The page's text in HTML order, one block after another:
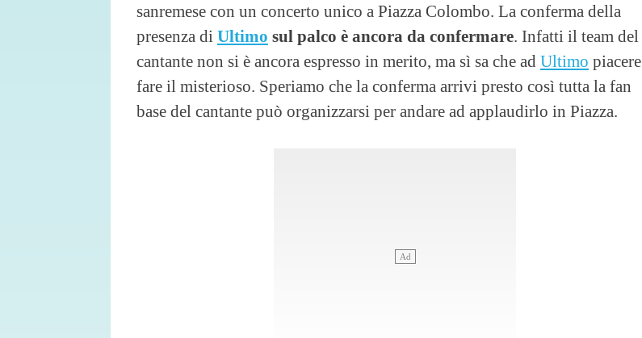
sanremese con un concerto unico a Piazza Colombo. La conferma della
presenza di Ultimo sul palco è ancora da confermare. Infatti il team del
cantante non si è ancora espresso in merito, ma sì sa che ad Ultimo piacere
fare il misterioso. Speriamo che la conferma arrivi presto così tutta la fan
base del cantante può organizzarsi per andare ad applaudirlo in Piazza.